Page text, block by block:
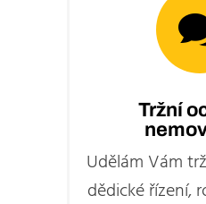
Tržní
Udělám Vám
dědické řízení,